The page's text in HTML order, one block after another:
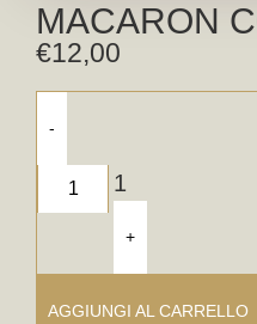
MACARON
€12,00
-
1
+
AGGIUNGI AL CARRELLO